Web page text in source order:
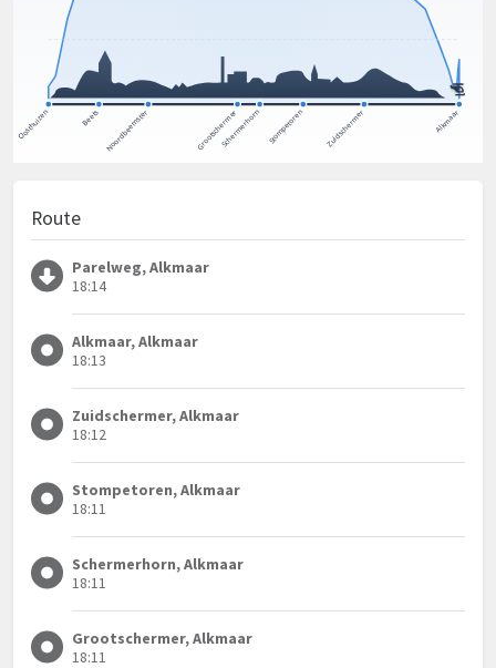
Route
Parelweg, Alkmaar
18:14
Alkmaar, Alkmaar
18:13
Zuidschermer, Alkmaar
18:12
Stompetoren, Alkmaar
18:11
Schermerhorn, Alkmaar
18:11
Grootschermer, Alkmaar
18:11